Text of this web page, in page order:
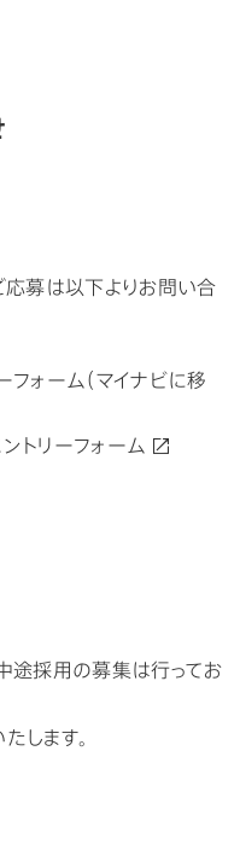
応募は以下よりお問い合
ォーム（マイナビに移
トリーフォーム
途採用の募集は行ってお
します。